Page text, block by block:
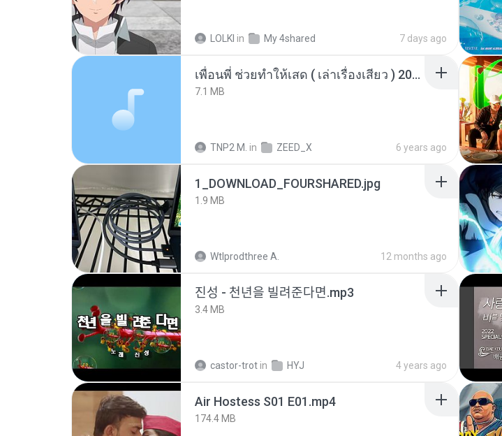
LOLKI in My 4shared 7 days ago
เพื่อนพี่ ช่วยทำให้เสด ( เล่าเรื่องเสียว ) 201.mp3
7.1 MB
TNP2 M. in ZEED_X 6 years ago
1_DOWNLOAD_FOURSHARED.jpg
1.9 MB
Wtlprodthree A. 12 months ago
진성 - 천년을 빌려준다면.mp3
3.4 MB
castor-trot in HYJ 4 years ago
Air Hostess S01 E01.mp4
174.4 MB